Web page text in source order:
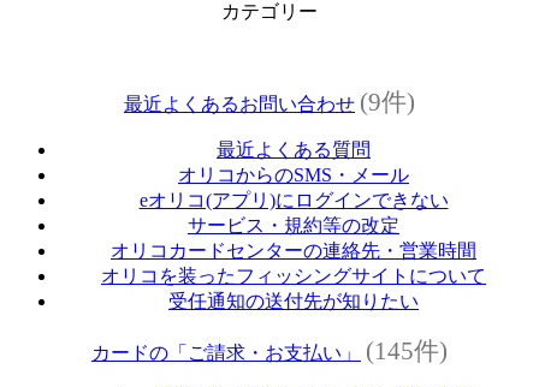
カテゴリー
最近よくあるお問い合わせ (9件)
最近よくある質問
オリコからのSMS・メール
eオリコ(アプリ)にログインできない
サービス・規約等の改定
オリコカードセンターの連絡先・営業時間
オリコを装ったフィッシングサイトについて
受任通知の送付先が知りたい
カードの「ご請求・お支払い」 (145件)